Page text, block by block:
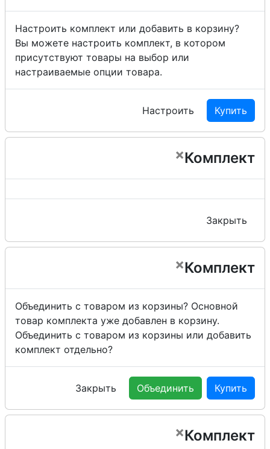
Настроить комплект или добавить в корзину?
Вы можете настроить комплект, в котором
присутствуют товары на выбор или
настраиваемые опции товара.
Настроить Купить
×Комплект
Закрыть
×Комплект
Объединить с товаром из корзины? Основной
товар комплекта уже добавлен в корзину.
Объединить с товаром из корзины или добавить
комплект отдельно?
Закрыть Объединить Купить
×Комплект